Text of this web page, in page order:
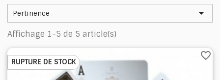
Pertinence 
Affichage 1-5 de 5 article(s)
RUPTURE DE STOCK
favorite_border